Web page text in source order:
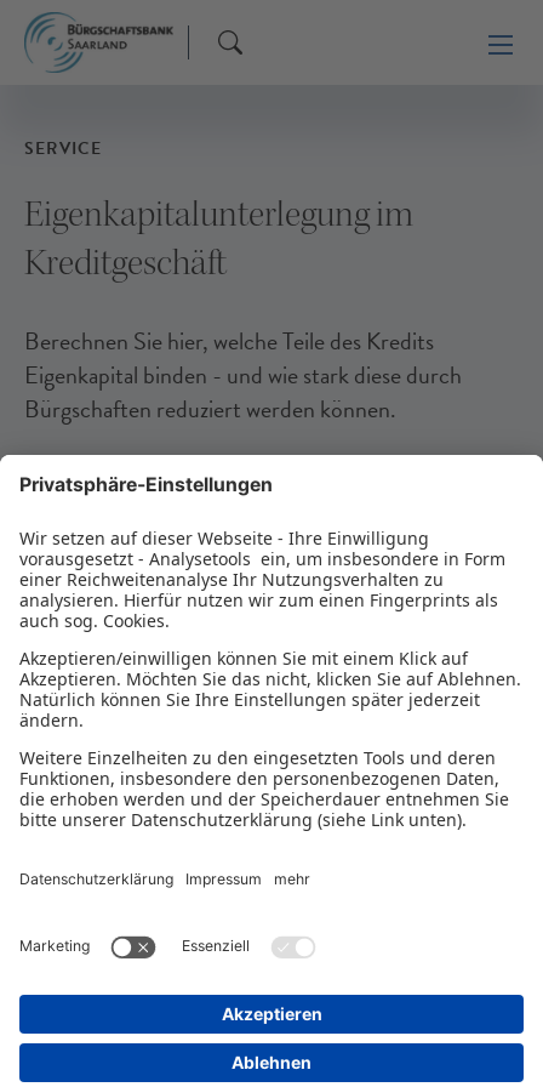
SERVICE
Eigenkapitalunterlegung im
Kreditgeschäft
Berechnen Sie hier, welche Teile des Kredits
Eigenkapital binden - und wie stark diese durch
Bürgschaften reduziert werden können.
Impressum
Gender-Disclaimer
© 2026 - Ein Serviceangebot der Deutschen